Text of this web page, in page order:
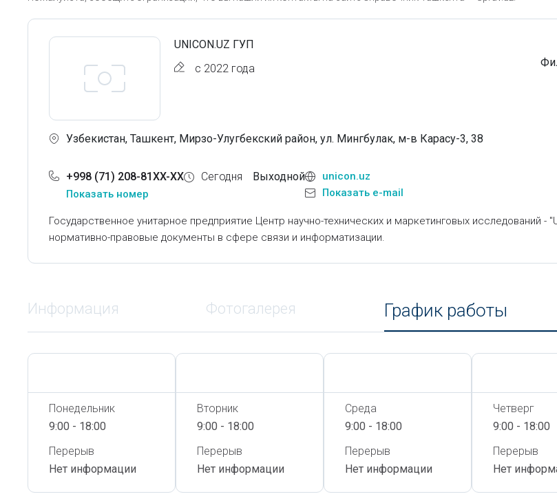
UNICON.UZ ГУП
с 2022 года
Узбекистан, Ташкент, Мирзо-Улугбекский район, ул. Мингбулак, м-в Карасу-3, 38
+998 (71) 208-81XX-XX
Показать номер
Сегодня Выходной
unicon.uz
Показать e-mail
Государственное унитарное предприятие Центр научно-технических и маркетинговых исследований -
нормативно-правовые документы в сфере связи и информатизации.
Информация Фотогалерея График работы
Понедельник
9:00 - 18:00
Перерыв
Нет информации
Вторник
9:00 - 18:00
Перерыв
Нет информации
Среда
9:00 - 18:00
Перерыв
Нет информации
Четверг
9:00 - 18:00
Перерыв
Нет